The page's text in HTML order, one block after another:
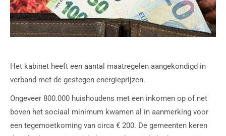
Het kabinet heeft een aantal maatregelen aangekondigd in
verband met de gestegen energieprijzen.
Ongeveer 800.000 huishoudens met een inkomen op of net
boven het sociaal minimum kwamen al in aanmerking voor
een tegemoetkoming van circa € 200. De gemeenten keren